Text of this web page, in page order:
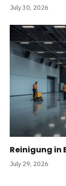
July 30, 2026
Reinigung
July 29, 2026